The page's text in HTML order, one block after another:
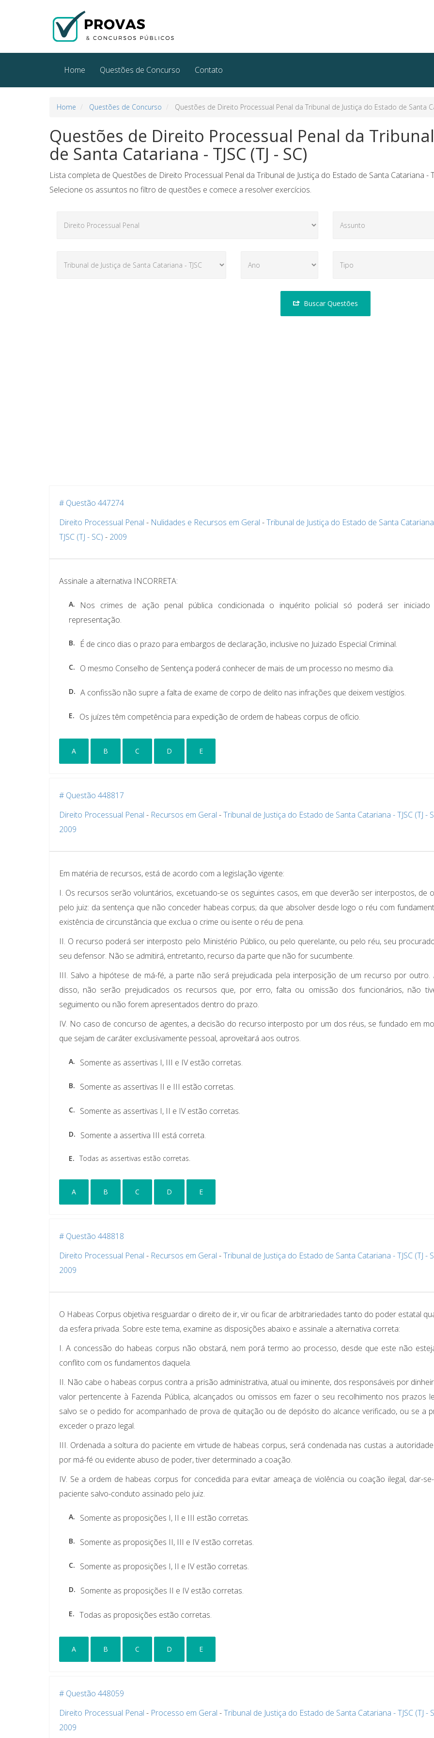
Home Questões de Concurso Contato
Home Questões de Concurso Questões de Direito Processual Penal da Tribunal de Justiça do Estado de Santa
Questões de Direito Processual Penal da
de Santa Catariana - TJSC (TJ - SC)
Lista completa de Questões de Direito Processual Penal da Tribunal de Justiça do Estado de Santa Catariana -
Selecione os assuntos no filtro de questões e comece a resolver exercícios.
Buscar Questões
# Questão 447274
Direito Processual Penal - Nulidades e Recursos em Geral -Tribunal de Justiça do Estado de Santa
TJSC (TJ - SC) - 2009
Assinale a alternativa INCORRETA:
A.
Nos crimes de ação penal pública condicionada o inquérito policial só poderá ser iniciado
representação.
B. É de cinco dias o prazo para embargos de declaração, inclusive no Juizado Especial Criminal.
C. O mesmo Conselho de Sentença poderá conhecer de mais de um processo no mesmo dia.
D. A confissão não supre a falta de exame de corpo de delito nas infrações que deixem vestígios.
E. Os juízes têm competência para expedição de ordem de habeas corpus de ofício.
A B C D E
# Questão 448817
Direito Processual Penal - Recursos em Geral -Tribunal de Justiça do Estado de Santa Catariana - TJSC (TJ -
2009
Em matéria de recursos, está de acordo com a legislação vigente:
I. Os recursos serão voluntários, excetuando-se os seguintes casos, em que deverão ser interpostos, de
pelo juiz: da sentença que não conceder habeas corpus; da que absolver desde logo o réu com
existência de circunstância que exclua o crime ou isente o réu de pena.
II. O recurso poderá ser interposto pelo Ministério Público, ou pelo querelante, ou pelo réu, seu
seu defensor. Não se admitirá, entretanto, recurso da parte que não for sucumbente.
III. Salvo a hipótese de má-fé, a parte não será prejudicada pela interposição de um recurso por outro.
disso, não serão prejudicados os recursos que, por erro, falta ou omissão dos funcionários, não
seguimento ou não forem apresentados dentro do prazo.
IV. No caso de concurso de agentes, a decisão do recurso interposto por um dos réus, se fundado em
que sejam de caráter exclusivamente pessoal, aproveitará aos outros.
A. Somente as assertivas I, III e IV estão corretas.
B. Somente as assertivas II e III estão corretas.
C. Somente as assertivas I, II e IV estão corretas.
D. Somente a assertiva III está correta.
E. Todas as assertivas estão corretas.
A B C D E
# Questão 448818
Direito Processual Penal - Recursos em Geral -Tribunal de Justiça do Estado de Santa Catariana - TJSC (TJ -
2009
O Habeas Corpus objetiva resguardar o direito de ir, vir ou ficar de arbitrariedades tanto do poder estatal
da esfera privada. Sobre este tema, examine as disposições abaixo e assinale a alternativa correta:
I. A concessão do habeas corpus não obstará, nem porá termo ao processo, desde que este não
conflito com os fundamentos daquela.
II. Não cabe o habeas corpus contra a prisão administrativa, atual ou iminente, dos responsáveis por
valor pertencente à Fazenda Pública, alcançados ou omissos em fazer o seu recolhimento nos prazos
salvo se o pedido for acompanhado de prova de quitação ou de depósito do alcance verificado, ou se a
exceder o prazo legal.
III. Ordenada a soltura do paciente em virtude de habeas corpus, será condenada nas custas a
por má-fé ou evidente abuso de poder, tiver determinado a coação.
IV. Se a ordem de habeas corpus for concedida para evitar ameaça de violência ou coação ilegal, dar-
paciente salvo-conduto assinado pelo juiz.
A. Somente as proposições I, II e III estão corretas.
B. Somente as proposições II, III e IV estão corretas.
C. Somente as proposições I, II e IV estão corretas.
D. Somente as proposições II e IV estão corretas.
E. Todas as proposições estão corretas.
A B C D E
# Questão 448059
Direito Processual Penal - Processo em Geral -Tribunal de Justiça do Estado de Santa Catariana - TJSC (TJ -
2009